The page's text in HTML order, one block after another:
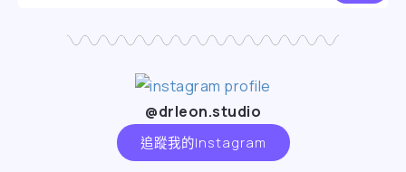
@drleon.studio
追蹤我的Instagram